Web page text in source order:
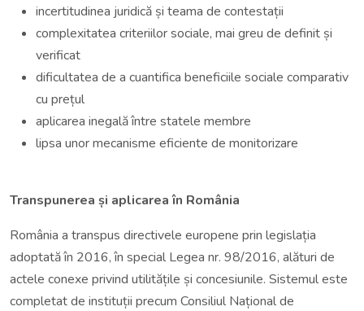
incertitudinea juridică și teama de contestații
complexitatea criteriilor sociale, mai greu de definit și
verificat
dificultatea de a cuantifica beneficiile sociale comparativ
cu prețul
aplicarea inegală între statele membre
lipsa unor mecanisme eficiente de monitorizare
Transpunerea și aplicarea în România
România a transpus directivele europene prin legislația
adoptată în 2016, în special Legea nr. 98/2016, alături de
actele conexe privind utilitățile și concesiunile. Sistemul este
completat de instituții precum Consiliul Național de